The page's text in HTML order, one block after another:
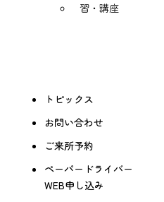
習・講座
トピックス
お問い合わせ
ご来所予約
ペーパードライバー
WEB申し込み